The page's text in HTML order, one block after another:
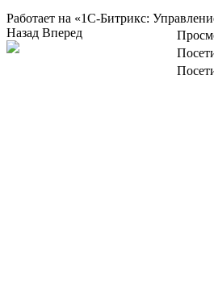
Работает на «1С-Битрикс:
Назад Вперед